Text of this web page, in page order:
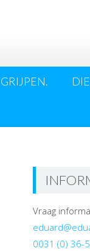
Vraag
0031 (0) 36-